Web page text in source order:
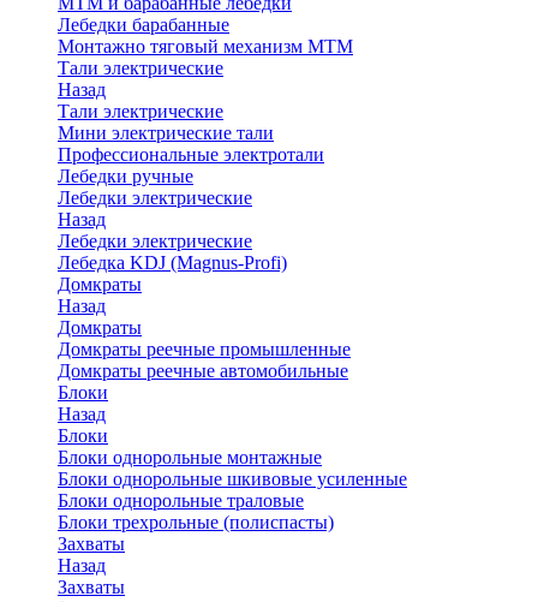
Лебедки барабанные
Монтажно тяговый механизм МТМ
Тали электрические
Назад
Тали электрические
Мини электрические тали
Профессиональные электротали
Лебедки ручные
Лебедки электрические
Назад
Лебедки электрические
Лебедка KDJ (Magnus-Profi)
Домкраты
Назад
Домкраты
Домкраты реечные промышленные
Домкраты реечные автомобильные
Блоки
Назад
Блоки
Блоки однорольные монтажные
Блоки однорольные шкивовые усиленные
Блоки однорольные траловые
Блоки трехрольные (полиспасты)
Захваты
Назад
Захваты